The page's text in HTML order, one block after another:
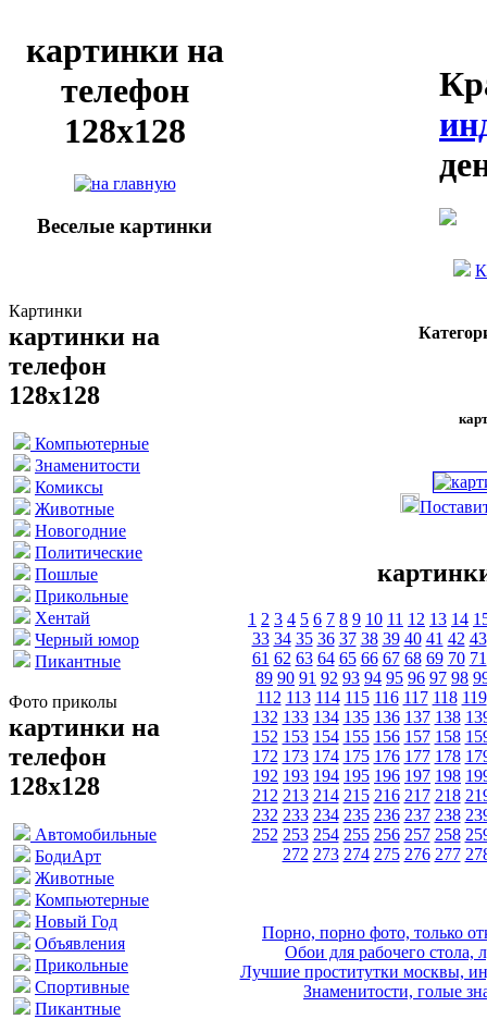
картинки на
телефон
128х128
Веселые картинки
Картинки
картинки на
телефон
128х128
Компьютерные
Знаменитости
Комиксы
Животные
Новогодние
Политические
Пошлые
Прикольные
Хентай
Черный юмор
Пикантные
Фото приколы
картинки на
телефон
128х128
Автомобильные
БодиАрт
Животные
Компьютерные
Новый Год
Объявления
Прикольные
Спортивные
Пикантные
1 2 3 4 5 6 7 8 9 10 11 12 13 14
33 34 35 36 37 38 39 40 41 42 43
61 62 63 64 65 66 67 68 69 70 71
89 90 91 92 93 94 95 96 97 98
112 113 114 115 116 117 118 119
132 133 134 135 136 137 138
152 153 154 155 156 157 158
172 173 174 175 176 177 178
192 193 194 195 196 197 198
212 213 214 215 216 217 218
232 233 234 235 236 237 238
252 253 254 255 256 257 258
272 273 274 275 276 277
Порно, порно фото, только
Обои для рабочего стола,
Лучшие проститутки москвы,
Знаменитости, голые